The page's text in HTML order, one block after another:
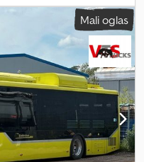
, dimenzija gume:
jumbo prikolica za
disk kočnicama | Kutija za
prostor
m, visina prednjeg zida:
m | XLite aluminijumske
montaža | Plastična
polica i stepenik za
greške i prethodnu
Mali oglas